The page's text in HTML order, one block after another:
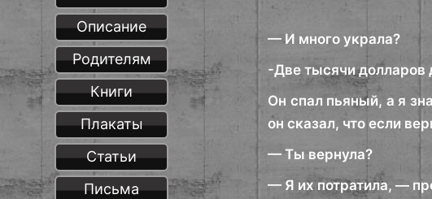
— И много украла?
-Две тысячи долларов
Он спал пьяный, а я
он сказал, что если
— Ты вернула?
— Я их потратила, —
Описание
Родителям
Книги
Плакаты
Статьи
Письма